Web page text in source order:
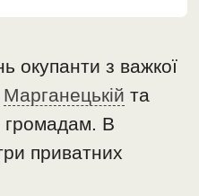
окупанти з важкої
Марганецькій та
громадам. В
приватних